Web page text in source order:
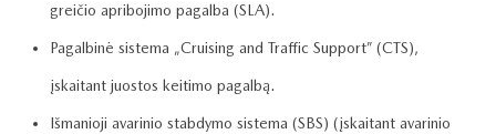
greičio apribojimo pagalba (SLA).
Pagalbinė sistema „Cruising and Traffic Support” (CTS),
įskaitant juostos keitimo pagalbą.
Išmanioji avarinio stabdymo sistema (SBS) (įskaitant avarinio